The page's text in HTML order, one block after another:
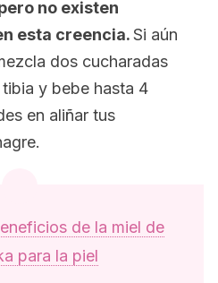
no existen
esta creencia.Si aún
dos cucharadas
y bebe hasta 4
en aliñar tus
de la miel de
para la piel